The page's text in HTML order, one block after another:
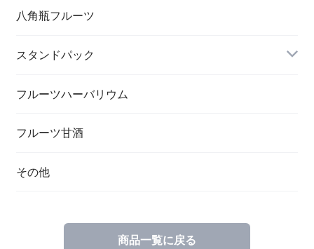
八角瓶フルーツ
スタンドパック
フルーツハーバリウム
フルーツ甘酒
その他
商品一覧に戻る